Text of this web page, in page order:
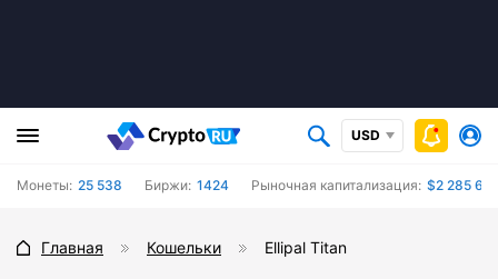
USD
Монеты: 25 538 Биржи: 1424 Рыночная капитализация: $2 285
Главная Кошельки Ellipal Titan